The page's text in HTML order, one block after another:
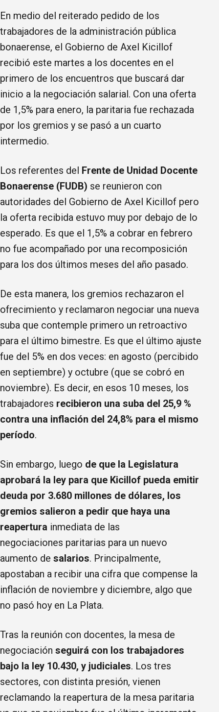
En medio del reiterado pedido de los
trabajadores de la administración pública
bonaerense, el Gobierno de Axel Kicillof
recibió este martes a los docentes en el
primero de los encuentros que buscará dar
inicio a la negociación salarial. Con una oferta
de 1,5% para enero, la paritaria fue rechazada
por los gremios y se pasó a un cuarto
intermedio.
Los referentes del Frente de Unidad Docente
Bonaerense (FUDB) se reunieron con
autoridades del Gobierno de Axel Kicillof pero
la oferta recibida estuvo muy por debajo de lo
esperado. Es que el 1,5% a cobrar en febrero
no fue acompañado por una recomposición
para los dos últimos meses del año pasado.
De esta manera, los gremios rechazaron el
ofrecimiento y reclamaron negociar una nueva
suba que contemple primero un retroactivo
para el último bimestre. Es que el último ajuste
fue del 5% en dos veces: en agosto (percibido
en septiembre) y octubre (que se cobró en
noviembre). Es decir, en esos 10 meses, los
trabajadores recibieron una suba del 25,9 %
contra una inflación del 24,8% para el mismo
período.
Sin embargo, luego de que la Legislatura
aprobará la ley para que Kicillof pueda emitir
deuda por 3.680 millones de dólares, los
gremios salieron a pedir que haya una
reapertura inmediata de las
negociaciones paritarias para un nuevo
aumento de salarios. Principalmente,
apostaban a recibir una cifra que compense la
inflación de noviembre y diciembre, algo que
no pasó hoy en La Plata.
Tras la reunión con docentes, la mesa de
negociación seguirá con los trabajadores
bajo la ley 10.430, y judiciales. Los tres
sectores, con distinta presión, vienen
reclamando la reapertura de la mesa paritaria